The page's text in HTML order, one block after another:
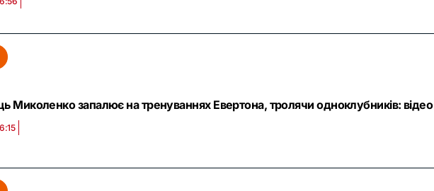
Миколенко запалює на тренуваннях Евертона, тролячи одноклубників: відео